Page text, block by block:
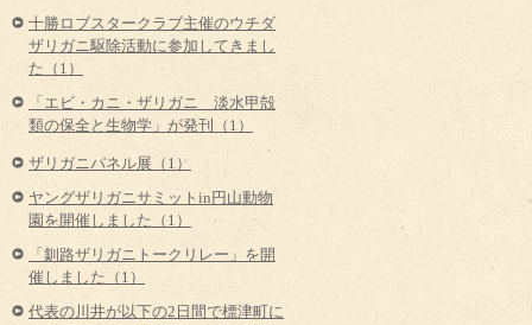
十勝ロブスタークラブ主催のウチダ
ザリガニ駆除活動に参加してきまし
た（1）
「エビ・カニ・ザリガニ 淡水甲殻
類の保全と生物学」が発刊（1）
ザリガニパネル展（1）
ヤングザリガニサミットin円山動物
園を開催しました（1）
「釧路ザリガニトークリレー」を開
催しました（1）
代表の川井が以下の2日間で標津町に